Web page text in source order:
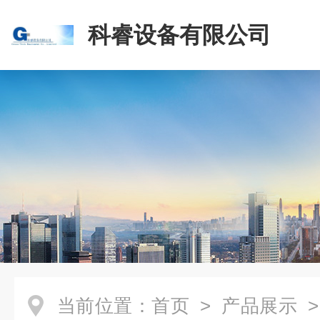
科睿设备有限公司
当前位置： 首页 > 产品展示